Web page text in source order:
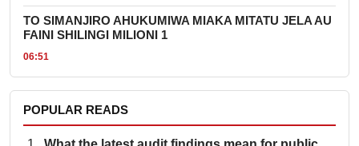
TO SIMANJIRO AHUKUMIWA MIAKA MITATU JELA AU
FAINI SHILINGI MILIONI 1
06:51
POPULAR READS